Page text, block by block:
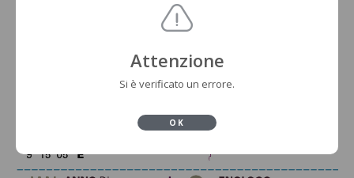
Attenzione
Si è verificato un errore.
OK